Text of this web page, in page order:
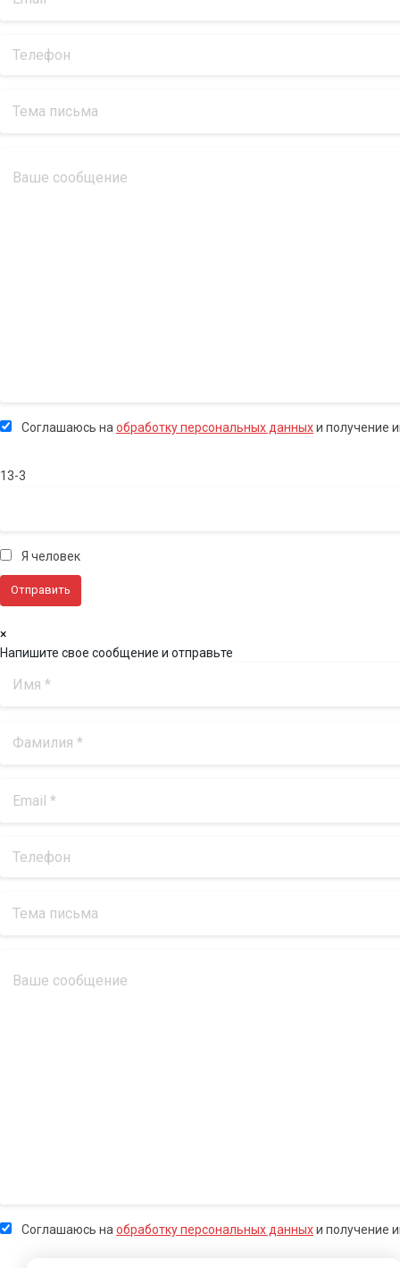
Соглашаюсь на обработку персональных данныхи получение
13-3
Я человек
×
Напишите свое сообщение и отправьте
Соглашаюсь на обработку персональных данныхи получение